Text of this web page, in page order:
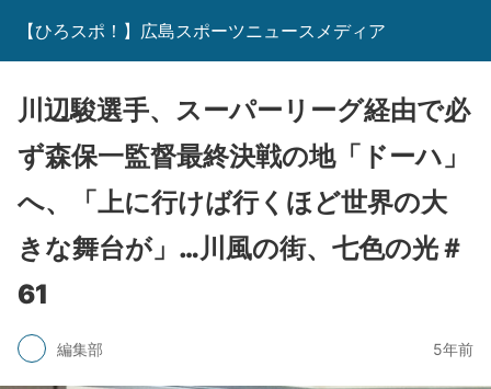
【ひろスポ！】広島スポーツニュースメディア
川辺駿選手、スーパーリーグ経由で必
ず森保一監督最終決戦の地「ドーハ」
へ、「上に行けば行くほど世界の大
きな舞台が」…川風の街、七色の光＃
61
編集部 5年前